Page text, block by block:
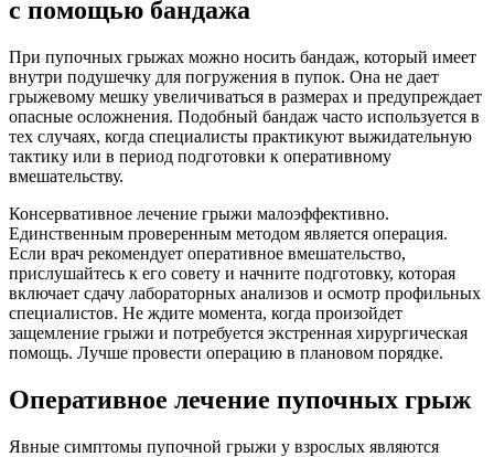
с помощью бандажа
При пупочных грыжах можно носить бандаж, который имеет
внутри подушечку для погружения в пупок. Она не дает
грыжевому мешку увеличиваться в размерах и предупреждает
опасные осложнения. Подобный бандаж часто используется в
тех случаях, когда специалисты практикуют выжидательную
тактику или в период подготовки к оперативному
вмешательству.
Консервативное лечение грыжи малоэффективно.
Единственным проверенным методом является операция.
Если врач рекомендует оперативное вмешательство,
прислушайтесь к его совету и начните подготовку, которая
включает сдачу лабораторных анализов и осмотр профильных
специалистов. Не ждите момента, когда произойдет
защемление грыжи и потребуется экстренная хирургическая
помощь. Лучше провести операцию в плановом порядке.
Оперативное лечение пупочных грыж
Явные симптомы пупочной грыжи у взрослых являются